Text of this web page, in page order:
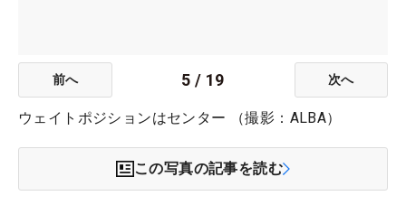
前へ 5 / 19 次へ
ウェイトポジションはセンター （撮影：ALBA）
この写真の記事を読む